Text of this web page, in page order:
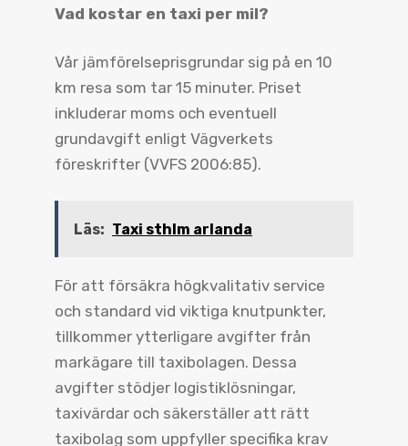
Vad kostar en taxi per mil?
Vår jämförelseprisgrundar sig på en 10
km resa som tar 15 minuter. Priset
inkluderar moms och eventuell
grundavgift enligt Vägverkets
föreskrifter (VVFS 2006:85).
Läs: Taxi sthlm arlanda
För att försäkra högkvalitativ service
och standard vid viktiga knutpunkter,
tillkommer ytterligare avgifter från
markägare till taxibolagen. Dessa
avgifter stödjer logistiklösningar,
taxivärdar och säkerställer att rätt
taxibolag som uppfyller specifika krav